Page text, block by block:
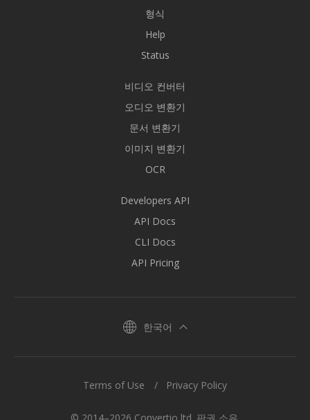
형식
Help
Status
비디오 컨버터
오디오 변환기
문서 변환기
이미지 변환기
OCR
Developers API
API Docs
CLI Docs
API Pricing
한국어
Terms of Use Privacy Policy